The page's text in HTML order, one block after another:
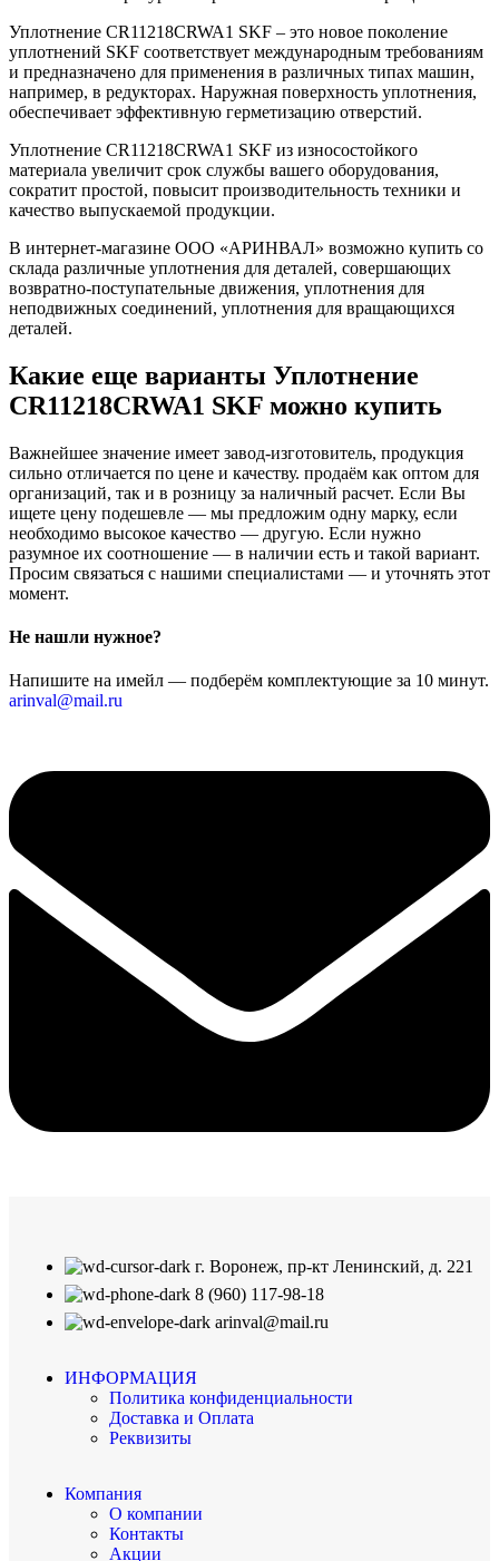
Уплотнение CR11218CRWA1 SKF – это новое поколение
уплотнений SKF соответствует международным требованиям
и предназначено для применения в различных типах машин,
например, в редукторах. Наружная поверхность уплотнения,
обеспечивает эффективную герметизацию отверстий.
Уплотнение CR11218CRWA1 SKF из износостойкого
материала увеличит срок службы вашего оборудования,
сократит простой, повысит производительность техники и
качество выпускаемой продукции.
В интернет-магазине ООО «АРИНВАЛ» возможно купить со
склада различные уплотнения для деталей, совершающих
возвратно-поступательные движения, уплотнения для
неподвижных соединений, уплотнения для вращающихся
деталей.
Какие еще варианты Уплотнение
CR11218CRWA1 SKF можно купить
Важнейшее значение имеет завод-изготовитель, продукция
сильно отличается по цене и качеству. продаём как оптом для
организаций, так и в розницу за наличный расчет. Если Вы
ищете цену подешевле — мы предложим одну марку, если
необходимо высокое качество — другую. Если нужно
разумное их соотношение — в наличии есть и такой вариант.
Просим связаться с нашими специалистами — и уточнять этот
момент.
Не нашли нужное?
Напишите на имейл — подберём комплектующие за 10 минут.
arinval@mail.ru
г. Воронеж, пр-кт Ленинский, д. 221
8 (960) 117-98-18
arinval@mail.ru
ИНФОРМАЦИЯ
Политика конфиденциальности
Доставка и Оплата
Реквизиты
Компания
О компании
Контакты
Акции